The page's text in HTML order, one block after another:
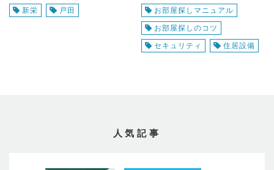
新栄 戸田 お部屋探しマニュアル
お部屋探しのコツ
セキュリティ 住居設備
人気記事